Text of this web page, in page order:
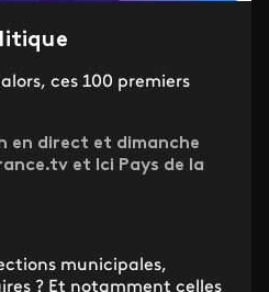
ces 100 premiers
en direct et dimanche
et Ici Pays de la
municipales,
? Et notamment celles